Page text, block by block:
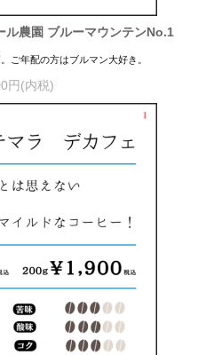
ル農園 ブルーマウンテンNo.1
ご年配の方はブルマン大好き。
円(内税)